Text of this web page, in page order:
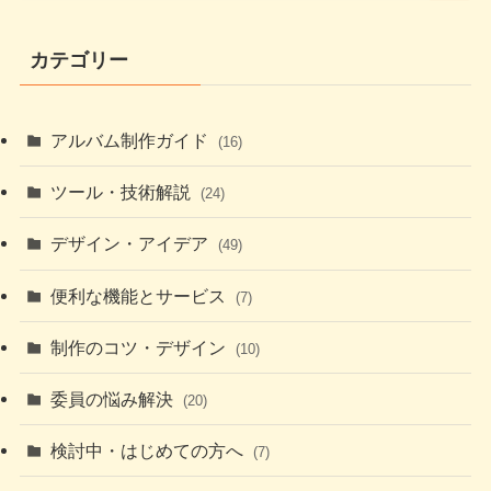
カテゴリー
アルバム制作ガイド (16)
ツール・技術解説 (24)
デザイン・アイデア (49)
便利な機能とサービス (7)
制作のコツ・デザイン (10)
委員の悩み解決 (20)
検討中・はじめての方へ (7)